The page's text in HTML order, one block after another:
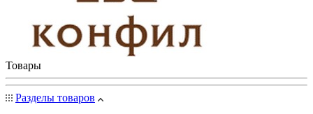
Товары
Разделы товаров